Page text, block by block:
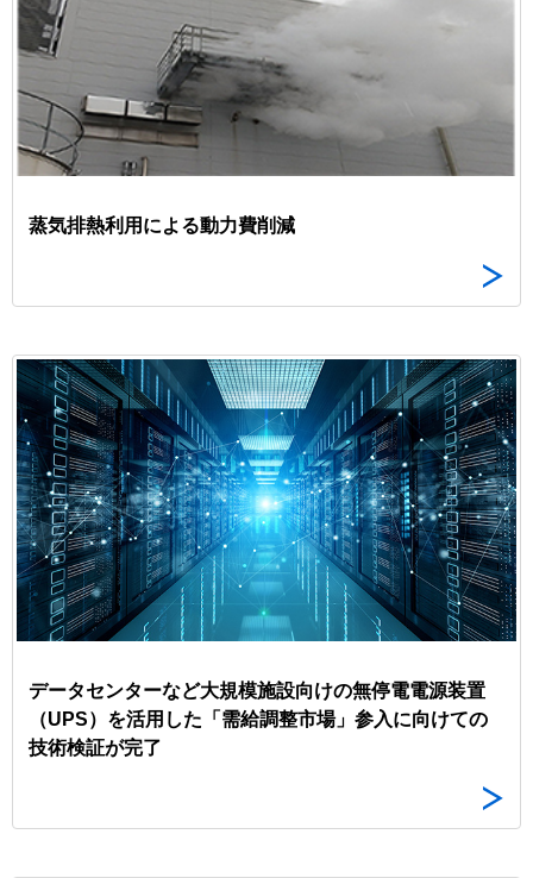
蒸気排熱利用による動力費削減
データセンターなど大規模施設向けの無停電電源装置
（UPS）を活用した「需給調整市場」参入に向けての
技術検証が完了